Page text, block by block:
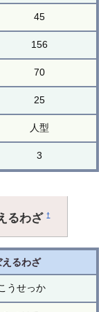
45
156
70
25
人型
3
るわざ†
えるわざ
うせっか